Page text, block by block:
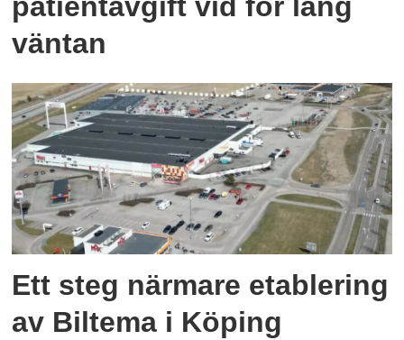
patientavgift vid för lång
väntan
Ett steg närmare etablering
av Biltema i Köping